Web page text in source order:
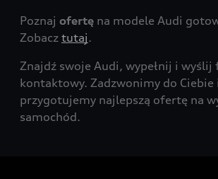
Poznaj ofertę na modele Audi
Zobacz tutaj.
Znajdź swoje Audi, wypełnij i
kontaktowy. Zadzwonimy do Ciebie i
przygotujemy najlepszą ofertę na
samochód.